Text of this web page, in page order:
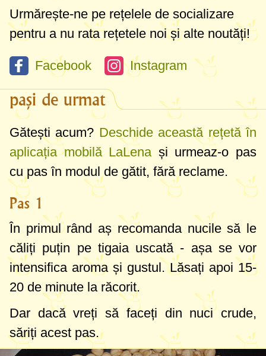
gust mai specific ușor amar, dar tot foarte
bună - deci dacă vreți să o încercați, puteți
În plus, veți observa mai jos în pași, că
pentru a face nutella de casă folosesc 2
roboți. Asta numai pentru a scuti robotul
mic de un plus de efort, pentru că untul de
nuci solicită mult orice blender. Al meu are
o siguranță care oprește atunci când
roboțelul este supraîncălzit, deci am
așteptat 2-3 ore pentru a continua. Aveți
grijă să nu vă stricați blenderele și să le
folosiți pe cele cu rezistență și putere mai
mare.
Urmărește-ne pe rețelele de socializare
pentru a nu rata rețetele noi și alte noutăți!
Facebook Instagram
pași de urmat
Gătești acum? Deschide această rețetă în
aplicația mobilă LaLena și urmeaz-o pas
cu pas în modul de gătit, fără reclame.
Pas 1
În primul rând aș recomanda nucile să le
căliți puțin pe tigaia uscată - așa se vor
intensifica aroma și gustul. Lăsați apoi 15-
20 de minute la răcorit.
Dar dacă vreți să faceți din nuci crude,
săriți acest pas.